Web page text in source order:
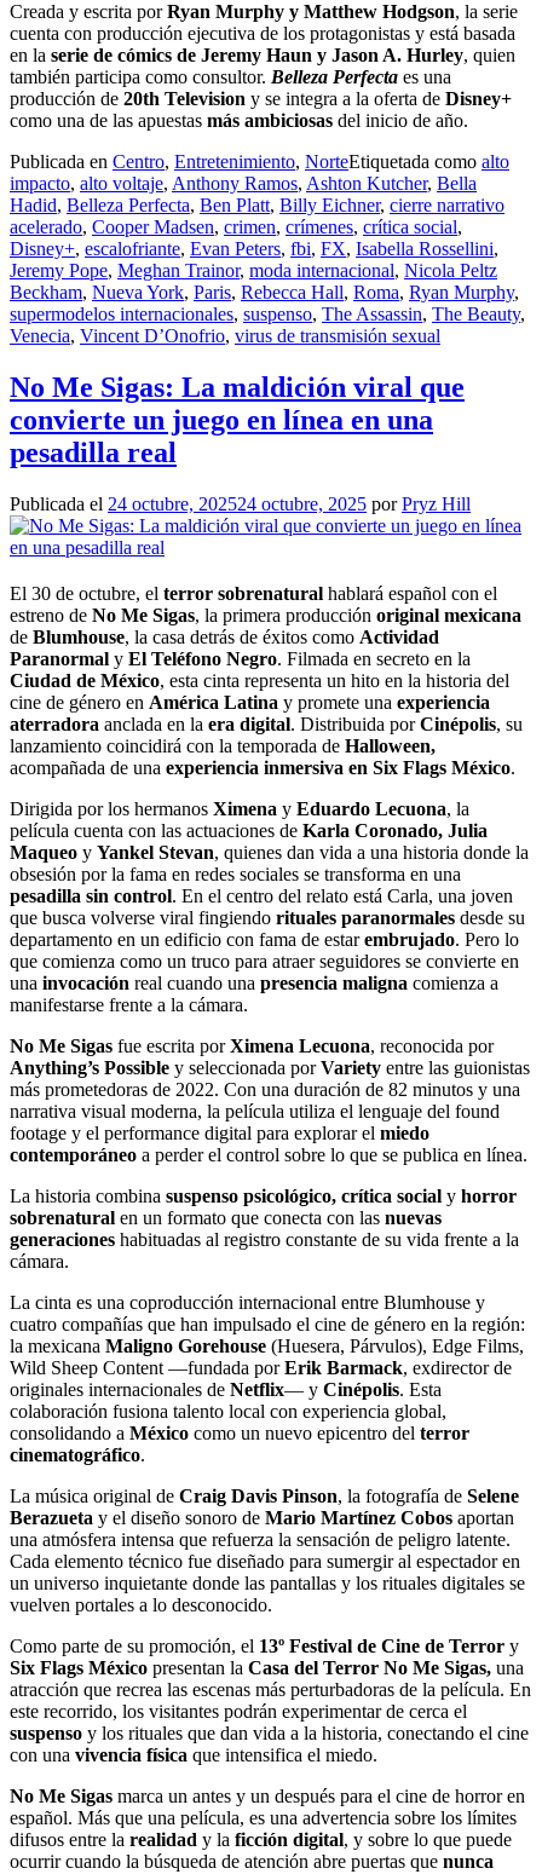
Creada y escrita por Ryan Murphy y Matthew Hodgson, la serie
cuenta con producción ejecutiva de los protagonistas y está basada
en la serie de cómics de Jeremy Haun y Jason A. Hurley, quien
también participa como consultor. Belleza Perfecta es una
producción de 20th Television y se integra a la oferta de Disney+
como una de las apuestas más ambiciosas del inicio de año.
Publicada en Centro, Entretenimiento, NorteEtiquetada como alto
impacto, alto voltaje, Anthony Ramos, Ashton Kutcher, Bella
Hadid, Belleza Perfecta, Ben Platt, Billy Eichner, cierre narrativo
acelerado, Cooper Madsen, crimen, crímenes, crítica social,
Disney+, escalofriante, Evan Peters, fbi, FX, Isabella Rossellini,
Jeremy Pope, Meghan Trainor, moda internacional, Nicola Peltz
Beckham, Nueva York, Paris, Rebecca Hall, Roma, Ryan Murphy,
supermodelos internacionales, suspenso, The Assassin, The Beauty,
Venecia, Vincent D’Onofrio, virus de transmisión sexual
No Me Sigas: La maldición viral que
convierte un juego en línea en una
pesadilla real
Publicada el 24 octubre, 202524 octubre, 2025 porPryz Hill
El 30 de octubre, el terror sobrenatural hablará español con el
estreno de No Me Sigas, la primera producción original mexicana
de Blumhouse, la casa detrás de éxitos como Actividad
Paranormal y El Teléfono Negro. Filmada en secreto en la
Ciudad de México, esta cinta representa un hito en la historia del
cine de género en América Latina y promete una experiencia
aterradora anclada en la era digital. Distribuida porCinépolis, su
lanzamiento coincidirá con la temporada de Halloween,
acompañada de una experiencia inmersiva en Six Flags México.
Dirigida por los hermanos Ximena y Eduardo Lecuona, la
película cuenta con las actuaciones de Karla Coronado, Julia
Maqueo y Yankel Stevan, quienes dan vida a una historia donde la
obsesión por la fama en redes sociales se transforma en una
pesadilla sin control. En el centro del relato está Carla, una joven
que busca volverse viral fingiendo rituales paranormales desde su
departamento en un edificio con fama de estarembrujado. Pero lo
que comienza como un truco para atraer seguidores se convierte en
una invocación real cuando una presencia maligna comienza a
manifestarse frente a la cámara.
No Me Sigas fue escrita porXimena Lecuona, reconocida por
Anything’s Possible y seleccionada porVariety entre las guionistas
más prometedoras de 2022. Con una duración de 82 minutos y una
narrativa visual moderna, la película utiliza el lenguaje del found
footage y el performance digital para explorar el miedo
contemporáneo a perder el control sobre lo que se publica en línea.
La historia combina suspenso psicológico, crítica social y horror
sobrenatural en un formato que conecta con las nuevas
generaciones habituadas al registro constante de su vida frente a la
cámara.
La cinta es una coproducción internacional entre Blumhouse y
cuatro compañías que han impulsado el cine de género en la región:
la mexicana Maligno Gorehouse (Huesera, Párvulos), Edge Films,
Wild Sheep Content —fundada porErik Barmack, exdirector de
originales internacionales de Netflix— y Cinépolis. Esta
colaboración fusiona talento local con experiencia global,
consolidando a México como un nuevo epicentro del terror
cinematográfico.
La música original de Craig Davis Pinson, la fotografía de Selene
Berazueta y el diseño sonoro de Mario Martínez Cobos aportan
una atmósfera intensa que refuerza la sensación de peligro latente.
Cada elemento técnico fue diseñado para sumergir al espectador en
un universo inquietante donde las pantallas y los rituales digitales se
vuelven portales a lo desconocido.
Como parte de su promoción, el 13º Festival de Cine de Terror y
Six Flags México presentan la Casa del Terror No Me Sigas, una
atracción que recrea las escenas más perturbadoras de la película. En
este recorrido, los visitantes podrán experimentar de cerca el
suspenso y los rituales que dan vida a la historia, conectando el cine
con una vivencia física que intensifica el miedo.
No Me Sigas marca un antes y un después para el cine de horror en
español. Más que una película, es una advertencia sobre los límites
difusos entre la realidad y la ficción digital, y sobre lo que puede
ocurrir cuando la búsqueda de atención abre puertas que nunca